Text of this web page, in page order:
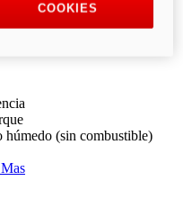
húmedo (sin combustible)
COOKIES